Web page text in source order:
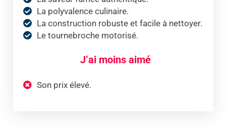
La polyvalence culinaire.
La construction robuste et facile à nettoyer.
Le tournebroche motorisé.
J’ai moins aimé
Son prix élevé.